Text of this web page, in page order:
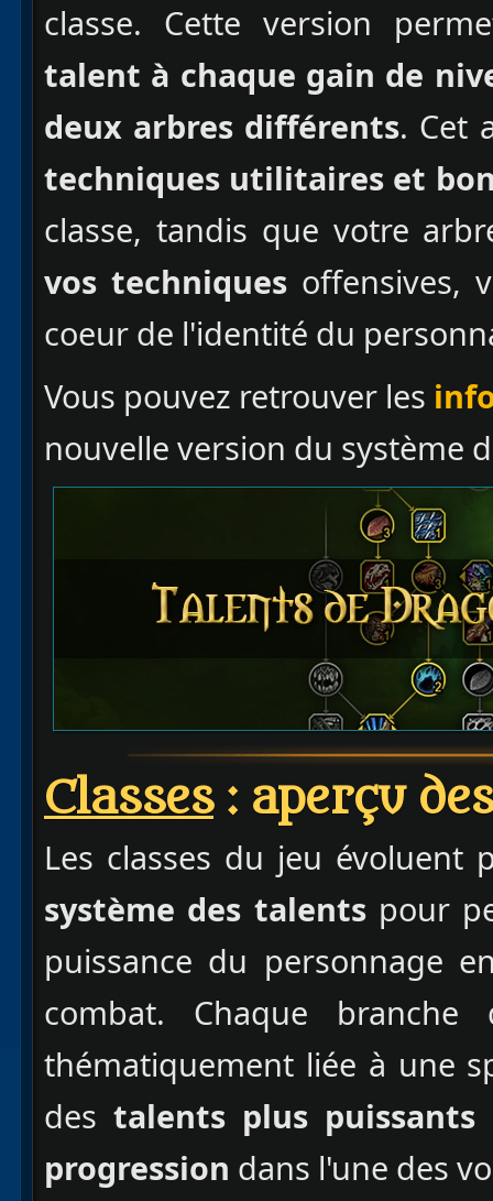
classe. Cette version
talent à chaque gain de
deux arbres différents. Cet
techniques utilitaires et
classe, tandis que votre
vos techniquesoffensives,
coeur de l'identité du
Vous pouvez retrouver les
nouvelle version du système
Classes: aperçu
Les classes du jeu évoluent
système des talents pour
puissance du personnage
combat. Chaque
thématiquement liée à une
destalents plus
progression dans l'une des